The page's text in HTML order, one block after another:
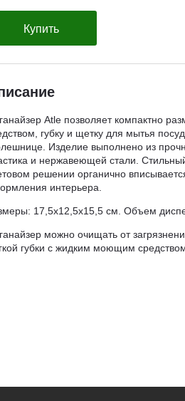
Купить
Atle позволяет компактно
губку и щетку для мытья
Изделие выполнено из
и нержавеющей стали.
решении органично
интерьера.
17,5х12,5х15,5 см. Объем
можно очищать от
губки с жидким моющим